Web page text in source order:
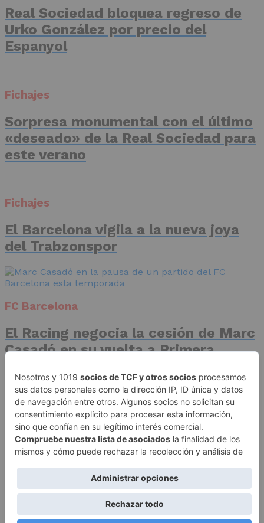
Real Sociedad bloquea regreso de
Urko González por precio del
Espanyol
Fichajes
Sorpresa monumental con el último
«deseado» de la Real Sociedad para
este verano
Fichajes
El Barcelona vigila a la nueva joya
del Trabzonspor
FC Barcelona
El Racing negocia la cesión de Marc
Casadó en su vuelta a Primera
Advertisement
Publicidad
Aviso legal
Política de privacidad
Autores
Contacto
Política editorial
Quiénes somos
ACCESO REDACCIÓN